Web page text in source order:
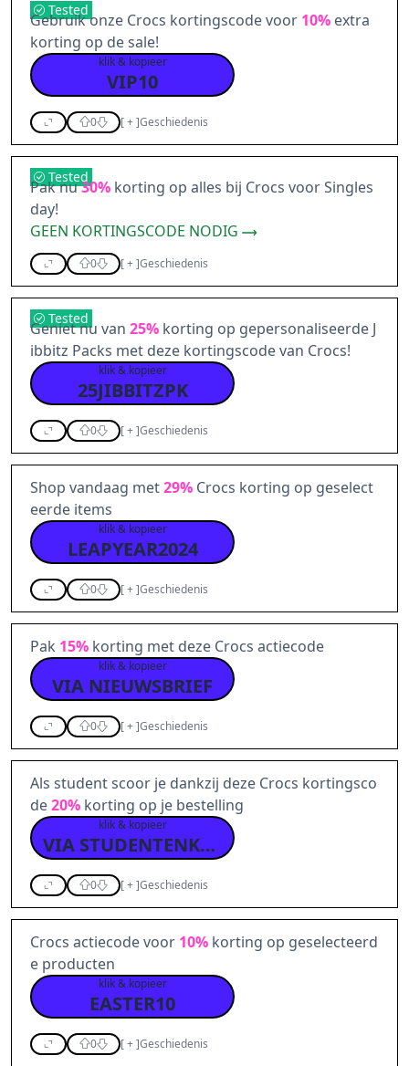
Tested
Gebruik onze Crocs kortingscode voor 10% extra
korting op de sale!
klik & kopieer
VIP10
0 [+]Geschiedenis
Tested
Pak nu30% korting op alles bij Crocs voor Singles
day!
GEEN KORTINGSCODE NODIG
0 [+]Geschiedenis
Tested
Geniet nu van 25% korting op gepersonaliseerde J
ibbitz Packs met deze kortingscode van Crocs!
klik & kopieer
25JIBBITZPK
0 [+]Geschiedenis
Shop vandaag met29% Crocs korting op geselect
eerde items
klik & kopieer
LEAPYEAR2024
0 [+]Geschiedenis
Pak 15% korting met deze Crocs actiecode
klik & kopieer
VIA NIEUWSBRIEF
0 [+]Geschiedenis
Als student scoor je dankzij deze Crocs kortingsco
de20% korting op je bestelling
klik & kopieer
VIA STUDENTENKORTING
0 [+]Geschiedenis
Crocs actiecode voor 10% korting op geselecteerd
e producten
klik & kopieer
EASTER10
0 [+]Geschiedenis